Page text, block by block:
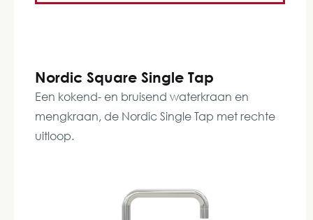
Nordic Square Single Tap
Een kokend- en bruisend waterkraan en
mengkraan, de Nordic Single Tap met rechte
uitloop.